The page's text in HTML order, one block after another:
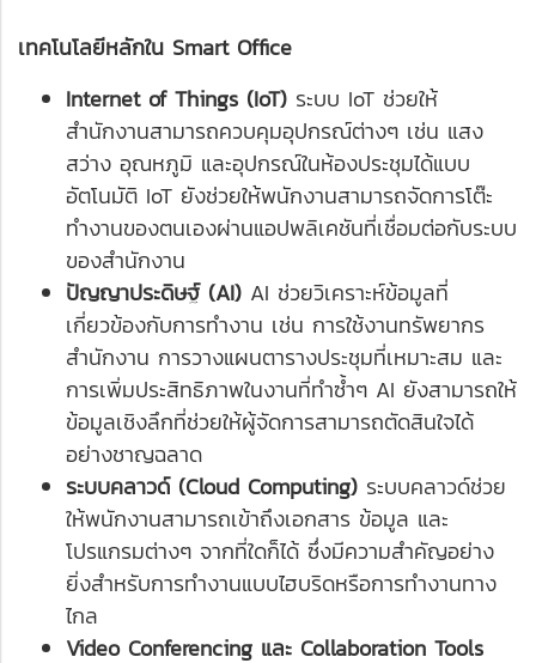
เทคโนโลยีหลักใน Smart Office
Internet of Things (IoT) ระบบ IoT ช่วยให้
สำนักงานสามารถควบคุมอุปกรณ์ต่างๆ เช่น แสง
สว่าง อุณหภูมิ และอุปกรณ์ในห้องประชุมได้แบบ
อัตโนมัติ IoT ยังช่วยให้พนักงานสามารถจัดการโต๊ะ
ทำงานของตนเองผ่านแอปพลิเคชันที่เชื่อมต่อกับระบบ
ของสำนักงาน
ปัญญาประดิษฐ์ (AI) AI ช่วยวิเคราะห์ข้อมูลที่
เกี่ยวข้องกับการทำงาน เช่น การใช้งานทรัพยากร
สำนักงาน การวางแผนตารางประชุมที่เหมาะสม และ
การเพิ่มประสิทธิภาพในงานที่ทำซ้ำๆ AI ยังสามารถให้
ข้อมูลเชิงลึกที่ช่วยให้ผู้จัดการสามารถตัดสินใจได้
อย่างชาญฉลาด
ระบบคลาวด์ (Cloud Computing) ระบบคลาวด์ช่วย
ให้พนักงานสามารถเข้าถึงเอกสาร ข้อมูล และ
โปรแกรมต่างๆ จากที่ใดก็ได้ ซึ่งมีความสำคัญอย่าง
ยิ่งสำหรับการทำงานแบบไฮบริดหรือการทำงานทาง
ไกล
Video Conferencing และ Collaboration Tools